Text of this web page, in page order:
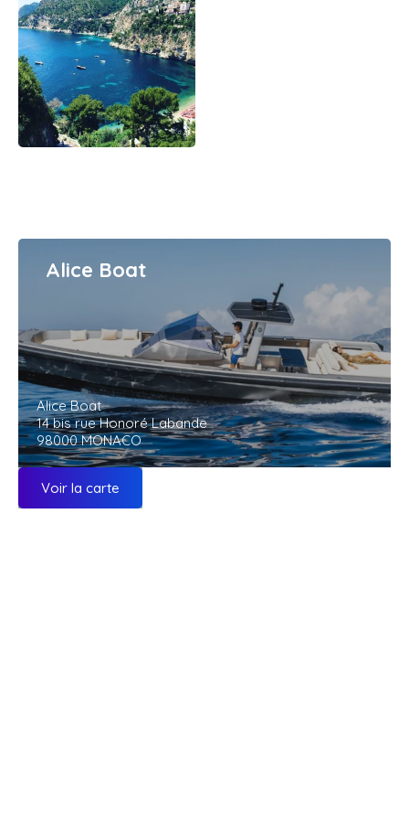
Alice Boat
Alice Boat
14 bis rue Honoré Labande
98000 MONACO
Voir la carte